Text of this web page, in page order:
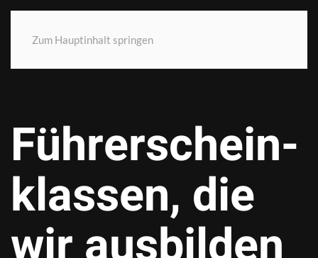
Zum Hauptinhalt springen
Führer­schein­
klas­sen, die